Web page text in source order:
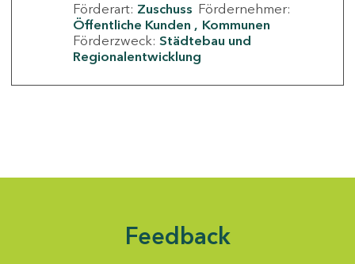
Förderart: Zuschuss Fördernehmer:
Öffentliche Kunden
Kommunen
Förderzweck: Städtebau und
Regionalentwicklung
Feedback